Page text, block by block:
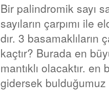
Bir palindromik sayı
sayıların çarpımı
dır. 3 basamaklıların
kaçtır? Burada en
mantıklı olacaktır.
gidersek